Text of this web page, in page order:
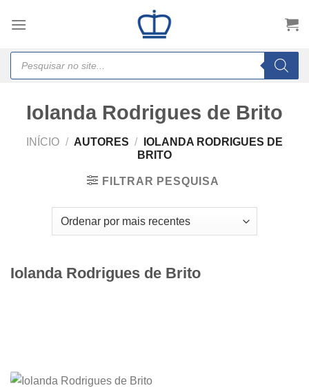
Products
search
Iolanda Rodrigues de Brito
INÍCIO / AUTORES /
IOLANDA RODRIGUES DE
BRITO
FILTRAR PESQUISA
Iolanda Rodrigues de Brito